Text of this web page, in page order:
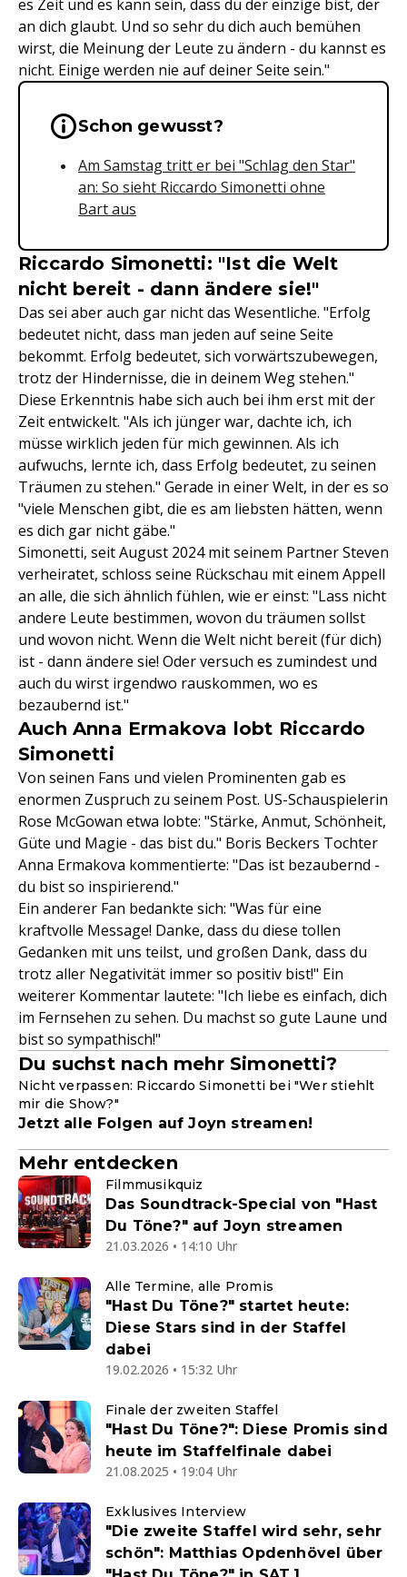
es Zeit und es kann sein, dass du der einzige bist, der
an dich glaubt. Und so sehr du dich auch bemühen
wirst, die Meinung der Leute zu ändern - du kannst es
nicht. Einige werden nie auf deiner Seite sein."
Wichtige Hinweise &
Schon gewusst?
Am Samstag tritt er bei "Schlag den Star"
an: So sieht Riccardo Simonetti ohne
Bart aus
Riccardo Simonetti: "Ist die Welt
nicht bereit - dann ändere sie!"
Das sei aber auch gar nicht das Wesentliche. "Erfolg
bedeutet nicht, dass man jeden auf seine Seite
bekommt. Erfolg bedeutet, sich vorwärtszubewegen,
trotz der Hindernisse, die in deinem Weg stehen."
Diese Erkenntnis habe sich auch bei ihm erst mit der
Zeit entwickelt. "Als ich jünger war, dachte ich, ich
müsse wirklich jeden für mich gewinnen. Als ich
aufwuchs, lernte ich, dass Erfolg bedeutet, zu seinen
Träumen zu stehen." Gerade in einer Welt, in der es so
"viele Menschen gibt, die es am liebsten hätten, wenn
es dich gar nicht gäbe."
Simonetti, seit August 2024 mit seinem Partner Steven
verheiratet, schloss seine Rückschau mit einem Appell
an alle, die sich ähnlich fühlen, wie er einst: "Lass nicht
andere Leute bestimmen, wovon du träumen sollst
und wovon nicht. Wenn die Welt nicht bereit (für dich)
ist - dann ändere sie! Oder versuch es zumindest und
auch du wirst irgendwo rauskommen, wo es
bezaubernd ist."
Auch Anna Ermakova lobt Riccardo
Simonetti
Von seinen Fans und vielen Prominenten gab es
enormen Zuspruch zu seinem Post. US-Schauspielerin
Rose McGowan etwa lobte: "Stärke, Anmut, Schönheit,
Güte und Magie - das bist du." Boris Beckers Tochter
Anna Ermakova kommentierte: "Das ist bezaubernd -
du bist so inspirierend."
Ein anderer Fan bedankte sich: "Was für eine
kraftvolle Message! Danke, dass du diese tollen
Gedanken mit uns teilst, und großen Dank, dass du
trotz aller Negativität immer so positiv bist!" Ein
weiterer Kommentar lautete: "Ich liebe es einfach, dich
im Fernsehen zu sehen. Du machst so gute Laune und
bist so sympathisch!"
Du suchst nach mehr Simonetti?
Nicht verpassen: Riccardo Simonetti bei "Wer stiehlt
mir die Show?"
Jetzt alle Folgen auf Joyn streamen!
Mehr entdecken
Filmmusikquiz
Das Soundtrack-Special von "Hast
Du Töne?" auf Joyn streamen
21.03.2026 • 14:10 Uhr
Alle Termine, alle Promis
"Hast Du Töne?" startet heute:
Diese Stars sind in der Staffel
dabei
19.02.2026 • 15:32 Uhr
Finale der zweiten Staffel
"Hast Du Töne?": Diese Promis sind
heute im Staffelfinale dabei
21.08.2025 • 19:04 Uhr
Exklusives Interview
"Die zweite Staffel wird sehr, sehr
schön": Matthias Opdenhövel über